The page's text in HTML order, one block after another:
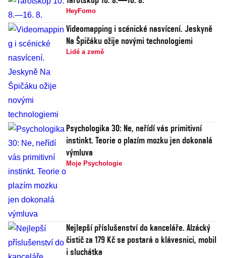
HeyFomo
Videomapping i scénické nasvícení. Jeskyně
Na Špičáku ožije novými technologiemi
Lidé a země
Psychologika 30: Ne, neřídí vás primitivní
instinkt. Teorie o plazím mozku jen dokonalá
výmluva
Moje Psychologie
Nejlepší příslušenství do kanceláře. Alzácký
čistič za 179 Kč se postará o klávesnici, mobil
i sluchátka